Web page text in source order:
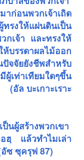
าก่อนพวกเจ้าเถิด
รงให้แผ่นดินเป็น
เจ้า และทรงให้
บรรดาผลไม้ออก
จจัยยังชีพสำหรับ
เท่าเทียมใดๆขึ้น
ล บะเกาะเราะ
ป็นผู้สร้างพวกเขา
ฮฺ แล้วทำไมเล่า
ซ ซุครุฟ 87)